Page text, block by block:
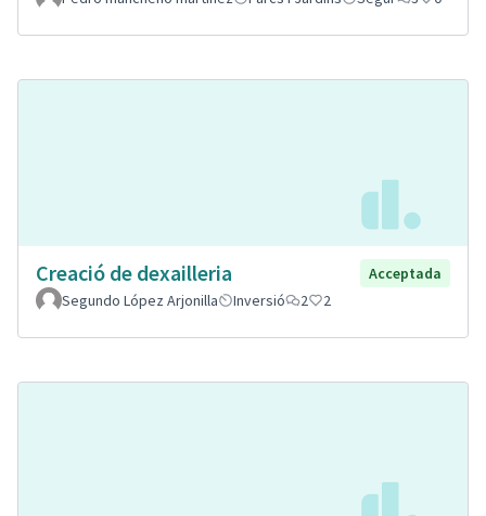
Creació de dexailleria
Acceptada
Segundo López Arjonilla
Inversió 2 2